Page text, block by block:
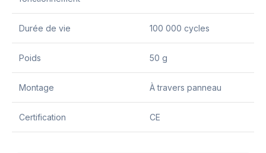
Durée de vie 100 000 cycles
Poids 50 g
Montage À travers panneau
Certification CE